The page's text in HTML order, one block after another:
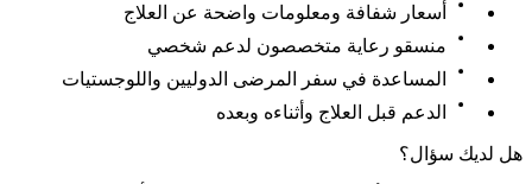
أسعار شفافة ومعلومات واضحة عن العلاج
منسقو رعاية متخصصون لدعم شخصي
المساعدة في سفر المرضى الدوليين واللوجستيات
الدعم قبل العلاج وأثناءه وبعده
هل لديك سؤال؟